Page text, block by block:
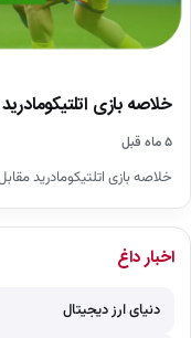
خلاصه بازی اتلتیکومادرید 1 – ختافه 0 | لالیگا اسپانیا
۵ ماه قبل
خلاصه بازی اتلتیکومادرید مقابل ختافه
اخبار داغ
دنیای ارز دیجیتال